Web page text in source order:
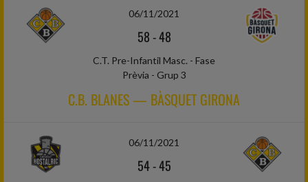
06/11/2021
58-48
C.T. Pre-Infantil Masc. - Fase
Prèvia - Grup 3
C.B. BLANES — BÀSQUET GIRONA
06/11/2021
54-45